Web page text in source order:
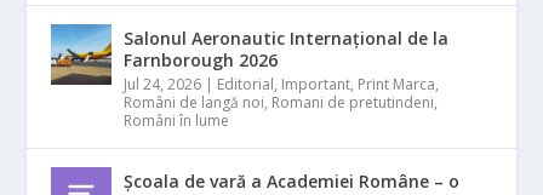
Salonul Aeronautic Internațional de la
Farnborough 2026
Jul 24, 2026 | Editorial, Important, Print Marca,
Români de langă noi, Romani de pretutindeni,
Români în lume
Școala de vară a Academiei Române – o